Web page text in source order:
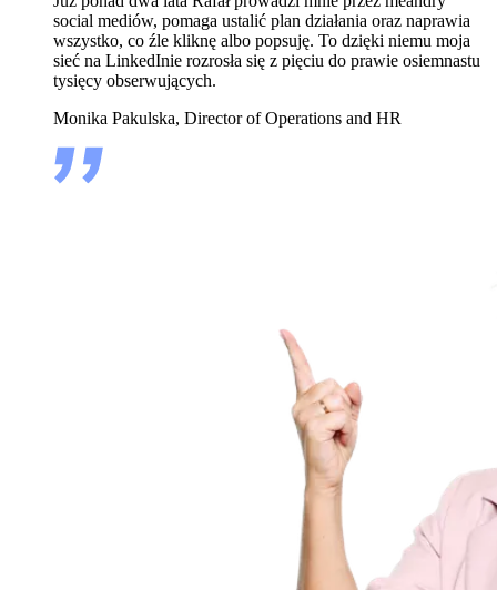
social mediów, pomaga ustalić plan działania oraz naprawia
wszystko, co źle kliknę albo popsuję. To dzięki niemu moja
sieć na LinkedInie rozrosła się z pięciu do prawie osiemnastu
tysięcy obserwujących.
Monika Pakulska, Director of Operations and HR